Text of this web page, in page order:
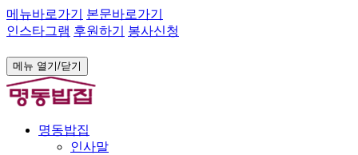
메뉴바로가기
본문바로가기
인스타그램 후원하기 봉사신청
메뉴 열기/닫기
명동밥집
인사말